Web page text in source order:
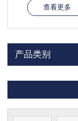
查看更多
产品类别